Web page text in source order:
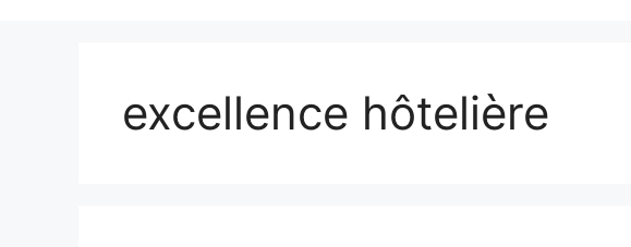
excellence hôtelière